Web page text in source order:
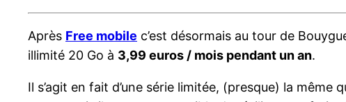
Après Free mobile c’est désormais au tour de
illimité 20 Go à 3,99 euros / mois pendant un an.
Il s’agit en fait d’une série limitée, (presque) la même